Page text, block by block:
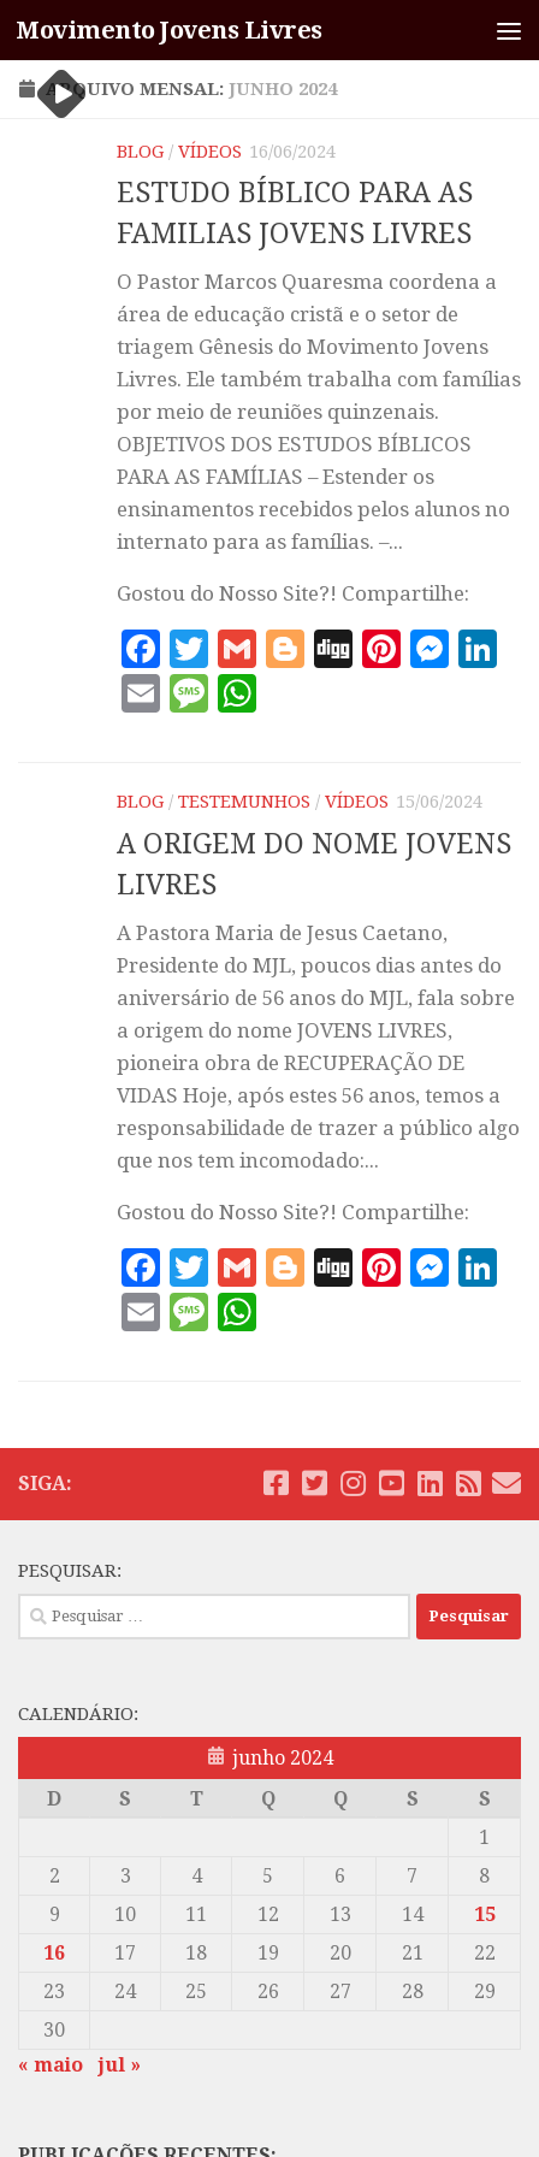
Skip to content
Movimento Jovens Livres
ARQUIVO MENSAL: JUNHO 2024
BLOG / VÍDEOS 16/06/2024
ESTUDO BÍBLICO PARA AS
FAMILIAS JOVENS LIVRES
O Pastor Marcos Quaresma coordena a
área de educação cristã e o setor de
triagem Gênesis do Movimento Jovens
Livres. Ele também trabalha com famílias
por meio de reuniões quinzenais.
OBJETIVOS DOS ESTUDOS BÍBLICOS
PARA AS FAMÍLIAS – Estender os
ensinamentos recebidos pelos alunos no
internato para as famílias. –...
Gostou do Nosso Site?! Compartilhe:
Facebook
Twitter
Gmail
Blogger
Digg
EmailMessage
BLOG / TESTEMUNHOS / VÍDEOS 15/06/2024
A ORIGEM DO NOME JOVENS
LIVRES
A Pastora Maria de Jesus Caetano,
Presidente do MJL, poucos dias antes do
aniversário de 56 anos do MJL, fala sobre
a origem do nome JOVENS LIVRES,
pioneira obra de RECUPERAÇÃO DE
VIDAS Hoje, após estes 56 anos, temos a
responsabilidade de trazer a público algo
que nos tem incomodado:...
Gostou do Nosso Site?! Compartilhe:
Facebook
Twitter
Gmail
Blogger
Digg
EmailMessage
SIGA:
PESQUISAR:
Pesquisar
por:
CALENDÁRIO:
junho 2024
D
S T Q Q S
S
1
2
3 4 5 6 7
8
9
10 11 12 13 14
15
16
17 18 19 20 21
22
23
24 25 26 27 28
29
30
« maio
jul »